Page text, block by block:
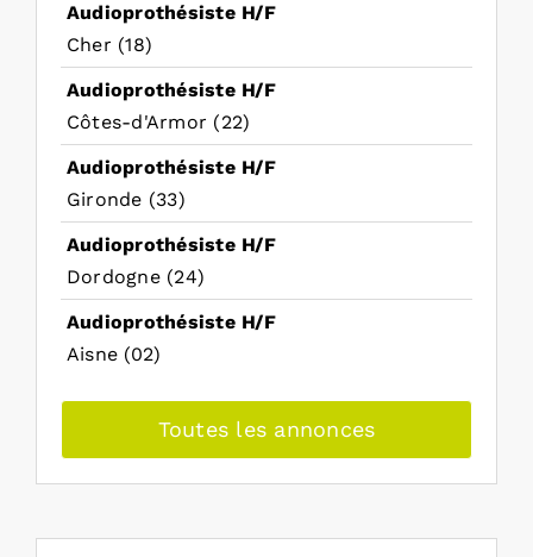
Audioprothésiste H/F
Cher (18)
Audioprothésiste H/F
Côtes-d'Armor (22)
Audioprothésiste H/F
Gironde (33)
Audioprothésiste H/F
Dordogne (24)
Audioprothésiste H/F
Aisne (02)
Toutes les annonces